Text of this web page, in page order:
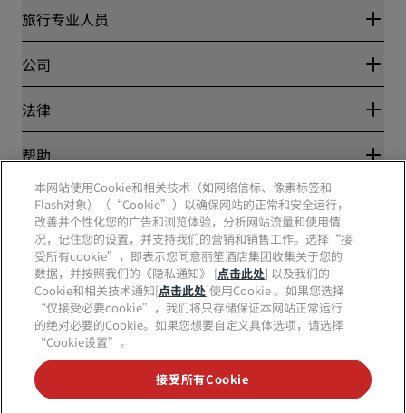
丽赏会
Blog
目的地
丽笙酒店集团APP
体育认证酒店
家庭友好型酒店
旅行专业人员
合作伙伴
公司
丽笙酒店集团
工作机会 RHG
工作机会 PPHE
工作机会 EHL
The Club by RHG
发展机会
责任经营
采购
法律
隐私中心
丽赏会条款和条件
网站使用协议
数字无障碍
现代奴隶制声明
帮助
消费者警示
联系方式
常见问题
网站地图
社交媒体
丽笙酒店集团品牌
不再错失我们最受欢迎的酒店优惠
本网站使用Cookie和相关技术（如网络信标、像素标签和
Flash对象）（“Cookie”）以确保网站的正常和安全运行，
改善并个性化您的广告和浏览体验，分析网站流量和使用情
况，记住您的设置，并支持我们的营销和销售工作。选择“接
受所有cookie”，即表示您同意丽笙酒店集团收集关于您的
数据，并按照我们的《隐私通知》 [点击此处] 以及我们的
Cookie和相关技术通知[点击此处]使用Cookie 。如果您选择
“仅接受必要cookie”，我们将只存储保证本网站正常运行
的绝对必要的Cookie。如果您想要自定义具体选项，请选择
“Cookie设置”。
接受所有Cookie